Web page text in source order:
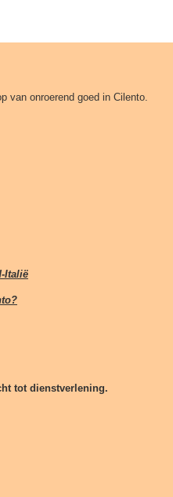
van onroerend goed in Cilento.
Italië
tot dienstverlening.